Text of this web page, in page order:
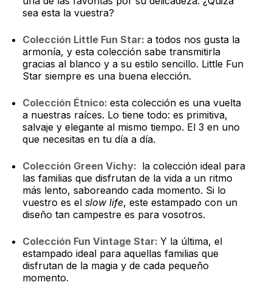
sea esta la vuestra?
Colección Little Fun Star: a todos nos gusta la
armonía, y esta colección sabe transmitirla
gracias al blanco y a su estilo sencillo. Little Fun
Star siempre es una buena elección.
Colección Étnico: esta colección es una vuelta
a nuestras raíces. Lo tiene todo: es primitiva,
salvaje y elegante al mismo tiempo. El 3 en uno
que necesitas en tu día a día.
Colección Green Vichy: la colección ideal para
las familias que disfrutan de la vida a un ritmo
más lento, saboreando cada momento. Si lo
vuestro es elslow life, este estampado con un
diseño tan campestre es para vosotros.
Colección Fun Vintage Star: Y la última, el
estampado ideal para aquellas familias que
disfrutan de la magia y de cada pequeño
momento.